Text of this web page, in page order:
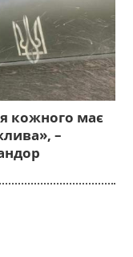
кожного має
–